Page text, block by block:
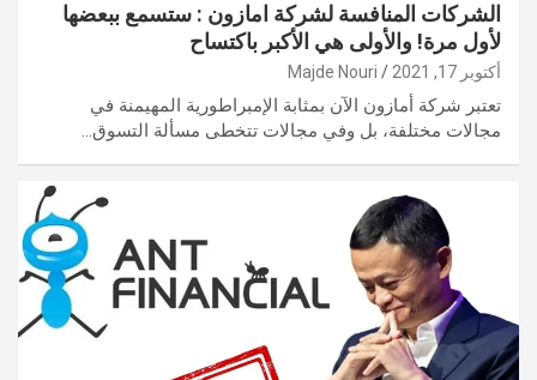
الشركات المنافسة لشركة امازون : ستسمع ببعضها
لأول مرة! والأولى هي الأكبر باكتساح
أكتوبر 17, 2021 Majde Nouri
تعتبر شركة أمازون الآن بمثابة الإمبراطورية المهيمنة في
مجالات مختلفة، بل وفي مجالات تتخطى مسألة التسوق…